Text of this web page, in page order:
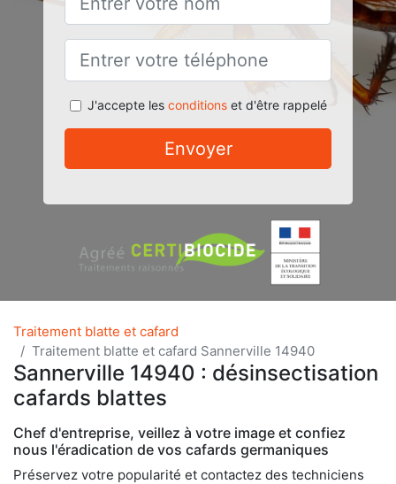
J'accepte les conditionset d'être rappelé
Envoyer
Traitement blatte et cafard
Traitement blatte et cafard Sannerville 14940
Sannerville 14940 : désinsectisation
cafards blattes
Chef d'entreprise, veillez à votre image et confiez
nous l'éradication de vos cafards germaniques
Préservez votre popularité et contactez des techniciens